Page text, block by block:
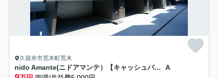
久留米市荒木町荒木
nido Amante(ニドアマンテ）【キャッシュバック対象物件】 A